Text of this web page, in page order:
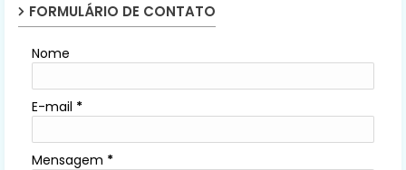
FORMULÁRIO DE CONTATO
Nome
E-mail *
Mensagem *